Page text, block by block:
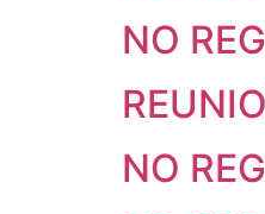
NO
NO